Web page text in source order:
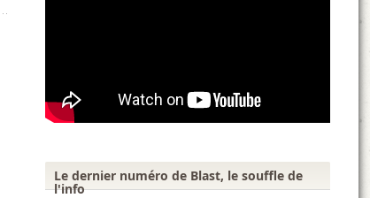
Le dernier numéro de Blast, le souffle de
l'info